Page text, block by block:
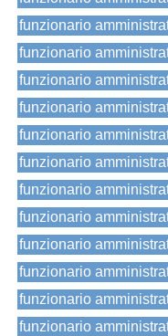
funzionario
funzionario
funzionario
funzionario
funzionario
funzionario
funzionario
funzionario
funzionario
funzionario
funzionario
funzionario